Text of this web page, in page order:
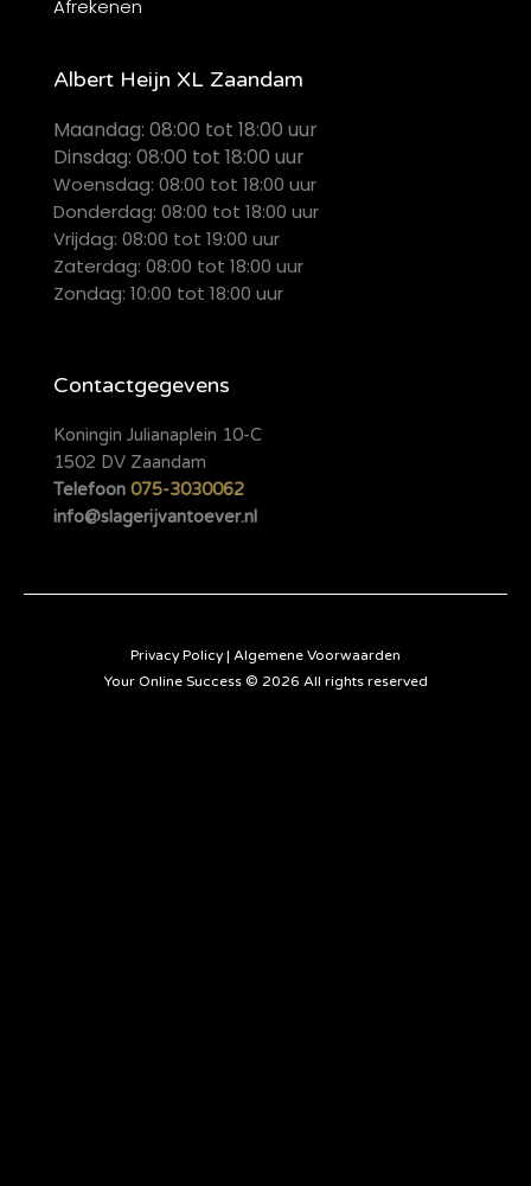
Afrekenen
Albert Heijn XL Zaandam
Maandag: 08:00 tot 18:00 uur
Dinsdag: 08:00 tot 18:00 uur
Woensdag: 08:00 tot 18:00 uur
Donderdag: 08:00 tot 18:00 uur
Vrijdag: 08:00 tot 19:00 uur
Zaterdag: 08:00 tot 18:00 uur
Zondag: 10:00 tot 18:00 uur
Contactgegevens
Koningin Julianaplein 10-C
1502 DV Zaandam
Telefoon 075-3030062
info@slagerijvantoever.nl
Privacy Policy | Algemene Voorwaarden
Your Online Success © 2026 All rights reserved